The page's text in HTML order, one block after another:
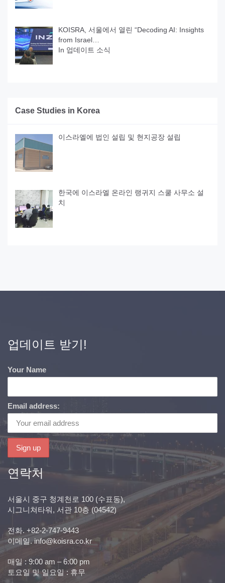
KOISRA, 서울에서 열린 “Decoding AI: Insights
from Israel…
In 업데이트 소식
Case Studies in Korea
이스라엘에 법인 설립 및 현지공장 설립
한국에 이스라엘 온라인 랭귀지 스쿨 사무소 설
치
업데이트 받기!
Your Name
Email address:
연락처
서울시 중구 청계천로 100 (수표동),
시그니쳐타워, 서관 10층 (04542)
전화. +82-2-747-9443
이메일.info@koisra.co.kr
매일 : 9:00 am – 6:00 pm
토요일 및 일요일 : 휴무